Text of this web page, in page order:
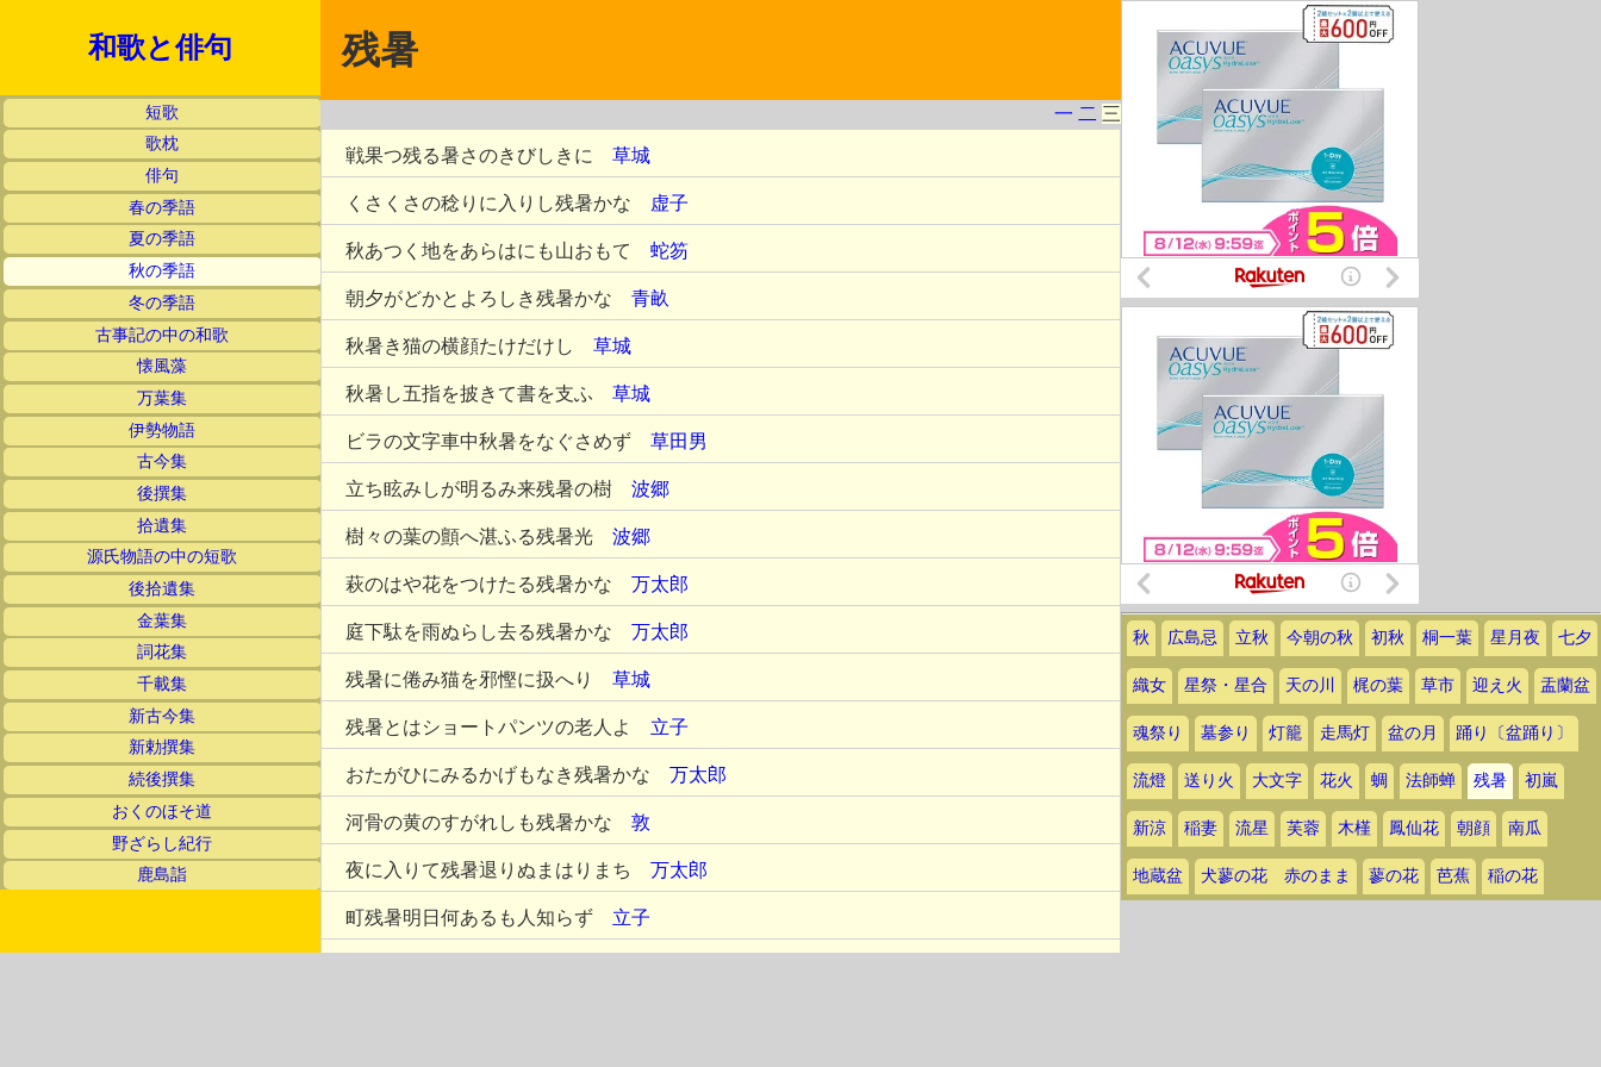
和歌と俳句
短歌
歌枕
俳句
春の季語
夏の季語
秋の季語
冬の季語
古事記の中の和歌
懐風藻
万葉集
伊勢物語
古今集
後撰集
拾遺集
源氏物語の中の短歌
後拾遺集
金葉集
詞花集
千載集
新古今集
新勅撰集
続後撰集
おくのほそ道
野ざらし紀行
鹿島詣
残暑
一 二 三
戦果つ残る暑さのきびしきに 草城
くさくさの稔りに入りし残暑かな 虚子
秋あつく地をあらはにも山おもて 蛇笏
朝夕がどかとよろしき残暑かな 青畝
秋暑き猫の横顔たけだけし 草城
秋暑し五指を披きて書を支ふ 草城
ビラの文字車中秋暑をなぐさめず 草田男
立ち眩みしが明るみ来残暑の樹 波郷
樹々の葉の顫へ湛ふる残暑光 波郷
萩のはや花をつけたる残暑かな 万太郎
庭下駄を雨ぬらし去る残暑かな 万太郎
残暑に倦み猫を邪慳に扱へり 草城
残暑とはショートパンツの老人よ 立子
おたがひにみるかげもなき残暑かな 万太郎
河骨の黄のすがれしも残暑かな 敦
夜に入りて残暑退りぬまはりまち 万太郎
町残暑明日何あるも人知らず 立子
秋 広島忌 立秋 今朝の秋 初秋 桐一葉 星月夜 七夕
織女 星祭・星合 天の川 梶の葉 草市 迎え火 盂蘭盆
魂祭り 墓参り 灯籠 走馬灯 盆の月 踊り〔盆踊り〕
流燈 送り火 大文字 花火 蜩 法師蝉 残暑 初嵐
新涼 稲妻 流星 芙蓉 木槿 鳳仙花 朝顔 南瓜
地蔵盆 犬蓼の花 赤のまま 蓼の花 芭蕉 稲の花